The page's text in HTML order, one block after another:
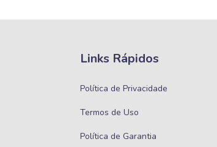
Links Rápidos
Política de Privacidade
Termos de Uso
Política de Garantia